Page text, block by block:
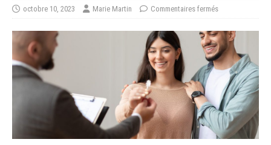
octobre 10, 2023 Marie Martin Commentaires fermés